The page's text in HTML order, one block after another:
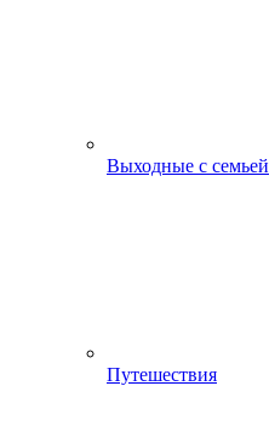
Выходные с семьей
Путешествия